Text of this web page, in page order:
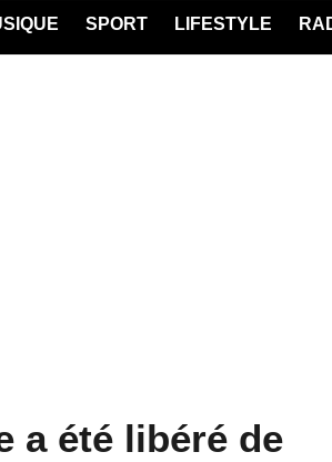
SPORT LIFESTYLE
a été libéré de